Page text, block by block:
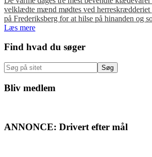
velklædte mænd mødtes ved
på Frederiksberg for at hilse på hinanden og
Læs mere
Primær
Sidebar
Find hvad du søger
Søg
på
sitet
Bliv medlem
ANNONCE: Drivert efter mål